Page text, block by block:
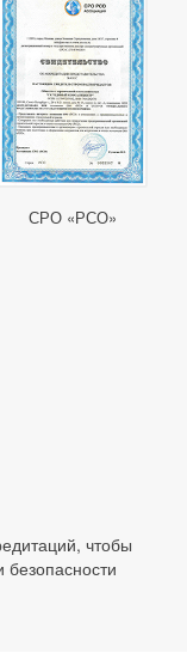
СРО «РСО»
чтобы
безопасности